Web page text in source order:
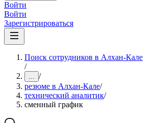
Войти
Войти
Зарегистрироваться
Поиск сотрудников в Алхан-Кале
/
... /
резюме в Алхан-Кале/
технический аналитик/
сменный график